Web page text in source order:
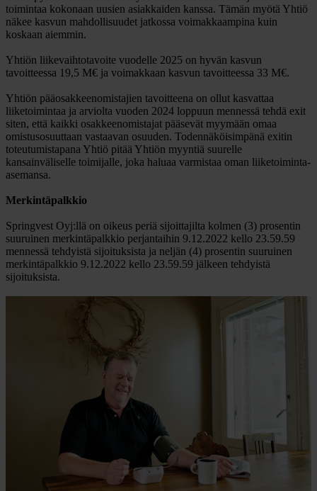
toimintaa kokonaan uusien asiakkaiden kanssa. Tämän myötä Yhtiö
näkee kasvun mahdollisuudet jatkossa voimakkaampina kuin
koskaan aiemmin.
Yhtiön liikevaihtotavoite vuodelle 2025 on hyvän kasvun
tavoitteessa 19,5 M€ ja voimakkaan kasvun tavoitteessa 33 M€.
Yhtiön pääosakkeenomistajien tavoitteena on ollut kasvattaa
liiketoimintaa ja arviolta vuoden 2024 loppuun mennessä tehdä exit
siten, että kaikki osakkeenomistajat pääsevät myymään omaa
omistusosuuttaan vastaavan osuuden. Todennäköisimpänä exitin
toteutumistapana Yhtiö pitää Yhtiön myyntiä suurelle
kansainväliselle toimijalle, joka haluaa varmistaa oman liiketoiminta-
asemansa.
Merkintäpalkkio
Springvest Oyj:llä on oikeus periä sijoittajilta kolmen (3) prosentin
suuruinen merkintäpalkkio perjantaihin 9.12.2022 kello 23.59.59
mennessä tehdyistä sijoituksista ja neljän (4) prosentin suuruinen
merkintäpalkkio 9.12.2022 kello 23.59.59 jälkeen tehdyistä
sijoituksista.